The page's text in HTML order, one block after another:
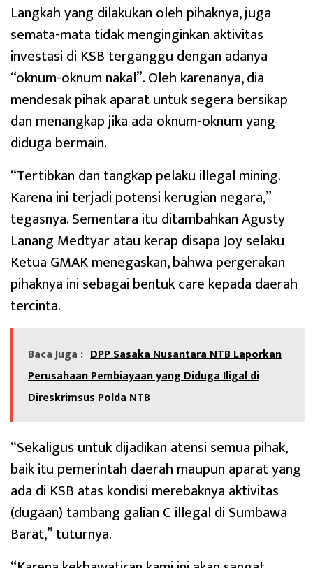
Langkah yang dilakukan oleh pihaknya, juga
semata-mata tidak menginginkan aktivitas
investasi di KSB terganggu dengan adanya
“oknum-oknum nakal”. Oleh karenanya, dia
mendesak pihak aparat untuk segera bersikap
dan menangkap jika ada oknum-oknum yang
diduga bermain.
“Tertibkan dan tangkap pelaku illegal mining.
Karena ini terjadi potensi kerugian negara,”
tegasnya. Sementara itu ditambahkan Agusty
Lanang Medtyar atau kerap disapa Joy selaku
Ketua GMAK menegaskan, bahwa pergerakan
pihaknya ini sebagai bentuk care kepada daerah
tercinta.
Baca Juga : DPP Sasaka Nusantara NTB Laporkan
Perusahaan Pembiayaan yang Diduga Iligal di
Direskrimsus Polda NTB
“Sekaligus untuk dijadikan atensi semua pihak,
baik itu pemerintah daerah maupun aparat yang
ada di KSB atas kondisi merebaknya aktivitas
(dugaan) tambang galian C illegal di Sumbawa
Barat,” tuturnya.